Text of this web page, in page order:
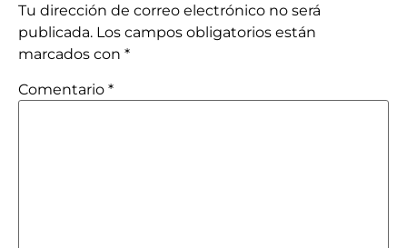
Tu dirección de correo electrónico no será
publicada. Los campos obligatorios están
marcados con *
Comentario *